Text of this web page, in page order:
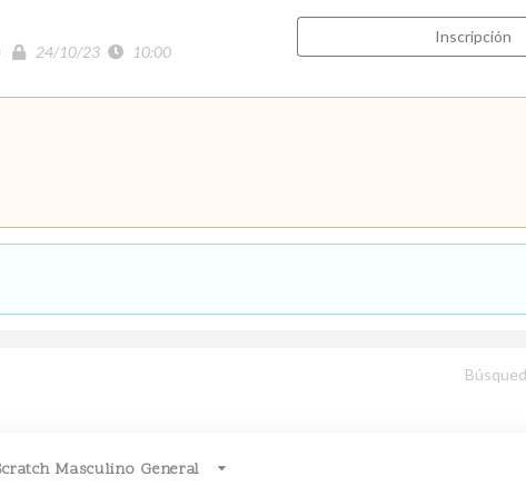
24/10/23 10:00
Inscripción
Masculino General